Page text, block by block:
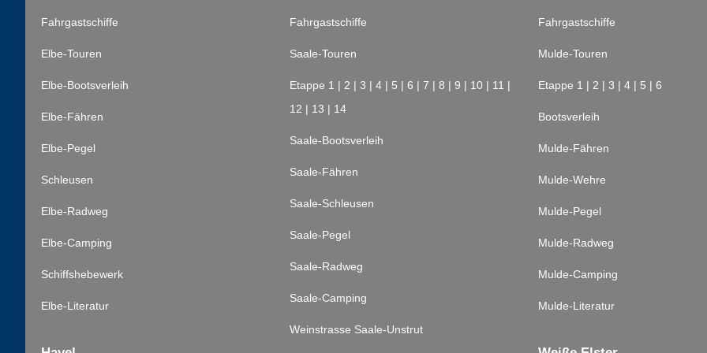
Fahrgastschiffe
Elbe-Touren
Elbe-Bootsverleih
Elbe-Fähren
Elbe-Pegel
Schleusen
Elbe-Radweg
Elbe-Camping
Schiffshebewerk
Elbe-Literatur
Fahrgastschiffe
Saale-Touren
Etappe 1 | 2 | 3 | 4 | 5 | 6 | 7 | 8 | 9 | 10 | 11 |
12 | 13 | 14
Saale-Bootsverleih
Saale-Fähren
Saale-Schleusen
Saale-Pegel
Saale-Radweg
Saale-Camping
Weinstrasse Saale-Unstrut
Fahrgastschiffe
Mulde-Touren
Etappe 1 | 2 | 3 | 4 | 5 | 6
Bootsverleih
Mulde-Fähren
Mulde-Wehre
Mulde-Pegel
Mulde-Radweg
Mulde-Camping
Mulde-Literatur